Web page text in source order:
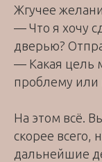
Жгучее
— Что я хочу
дверью?
— Какая цель
проблему или
На этом всё.
скорее всего,
дальнейшие